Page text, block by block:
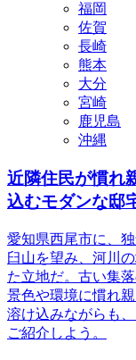
福岡
佐賀
長崎
熊本
大分
宮崎
鹿児島
沖縄
近隣住民が慣れ
込むモダンな邸
愛知県西尾市に、
臼山を望み、河川
た立地だ。古い集
景色や環境に慣れ
溶け込みながらも
ご紹介しよう。